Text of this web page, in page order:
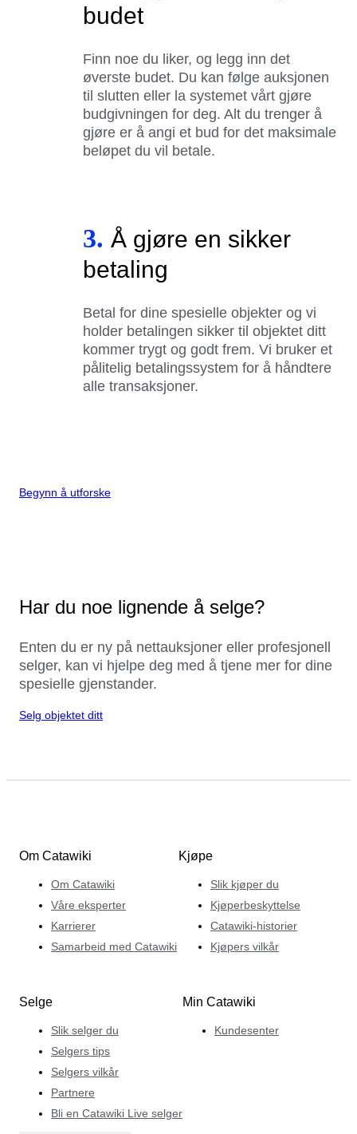
budet
Finn noe du liker, og legg inn det
øverste budet. Du kan følge auksjonen
til slutten eller la systemet vårt gjøre
budgivningen for deg. Alt du trenger å
gjøre er å angi et bud for det maksimale
beløpet du vil betale.
3. Å gjøre en sikker
betaling
Betal for dine spesielle objekter og vi
holder betalingen sikker til objektet ditt
kommer trygt og godt frem. Vi bruker et
pålitelig betalingssystem for å håndtere
alle transaksjoner.
Begynn å utforske
Har du noe lignende å selge?
Enten du er ny på nettauksjoner eller profesjonell
selger, kan vi hjelpe deg med å tjene mer for dine
spesielle gjenstander.
Selg objektet ditt
Om Catawiki
Om Catawiki
Våre eksperter
Karrierer
Samarbeid med Catawiki
Kjøpe
Slik kjøper du
Kjøperbeskyttelse
Catawiki-historier
Kjøpers vilkår
Selge
Slik selger du
Selgers tips
Selgers vilkår
Partnere
Bli en Catawiki Live selger
Min Catawiki
Kundesenter